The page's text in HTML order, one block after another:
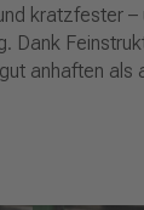
kratzfester –
Dank
anhaften als